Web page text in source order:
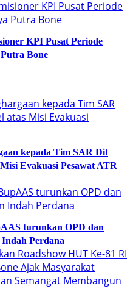
KPI Pusat Periode
Bone
kepada Tim SAR Dit
Evakuasi Pesawat ATR
turunkan OPD dan
Perdana